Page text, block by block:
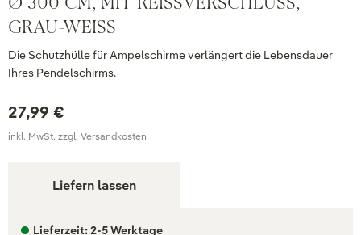
RAU-WEISS
Die Schutzhülle für Ampelschirme verlängert die Lebensdauer
Ihres Pendelschirms.
27,99 €
inkl. MwSt. zzgl. Versandkosten
Liefern lassen
Lieferzeit: 2-5 Werktage